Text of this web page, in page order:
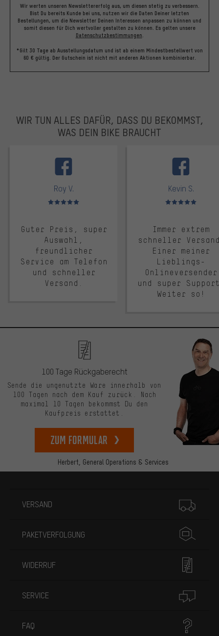
Wir werten unseren Newslettererfolg aus, um diesen stetig zu verbessern.
Bist Du bereits Kunde bei uns, nutzen wir die Daten Deiner letzten
Bestellungen, um die Newsletter Deinen Interessen anpassen zu können und
somit diesen für Dich wertvoller gestalten zu können. Es gelten unsere
Datenschutzbestimmungen.
*Gilt 30 Tage ab Ausstellungsdatum und ist ab einem Mindestbestellwert von
60 € gültig. Der Gutschein ist nicht mit anderen Aktionen kombinierbar.
WIR TUN ALLES DAFÜR, DASS DU BEKOMMST,
WAS DEIN BIKE BRAUCHT
Roy V.
Bewertungen: 5 von 5
Guter Preis, super
Auswahl,
freundlicher
Service am Telefon
und schneller
Versand.
Kevin S.
Bewertungen: 5 von 5
Immer extrem
schneller
Einer meiner
Lieblings-
Onlineversender
und super
Weiter so!
Herbert, General Operations & Services
100 Tage Rückgaberecht
Sende die ungenutzte Ware innerhalb von
100 Tagen nach dem Kauf zurück. Nach
maximal 10 Tagen bekommst Du den
Kaufpreis erstattet.
zum Formular
VERSAND
PAKETVERFOLGUNG
WIDERRUF
SERVICE
FAQ